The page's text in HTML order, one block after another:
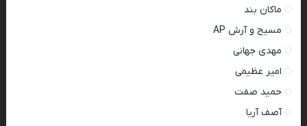
ماکان بند
مسیح و آرش AP
مهدی جهانی
امیر عظیمی
حمید صفت
آصف آریا